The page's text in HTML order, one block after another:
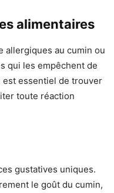
alimentaires
allergiques au cumin ou
qui les empêchent de
est essentiel de trouver
toute réaction
gustatives uniques.
le goût du cumin,